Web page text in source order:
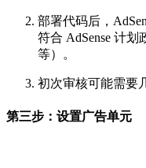
部署代码后，
符合 AdSense 计
等）。
初次审核可能需要
第三步：设置广告单元